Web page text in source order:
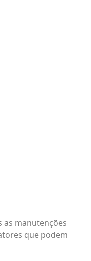
manutenções
que podem